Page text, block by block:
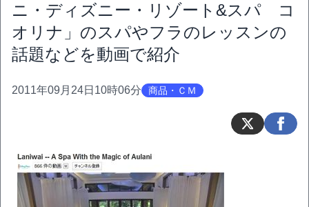
ニ・ディズニー・リゾート&スパ コ
オリナ」のスパやフラのレッスンの
話題などを動画で紹介
2011年09月24日10時06分 商品・ＣＭ